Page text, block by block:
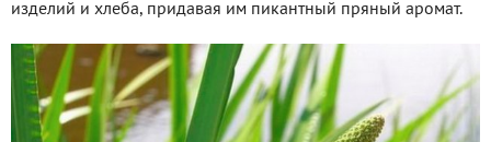
изделий и хлеба, придавая им пикантный пряный аромат.